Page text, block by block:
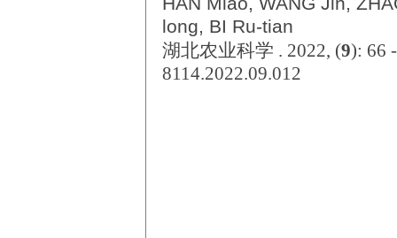
long, BI Ru-tian
湖北农业科学 . 2022, (9): 66
8114.2022.09.012